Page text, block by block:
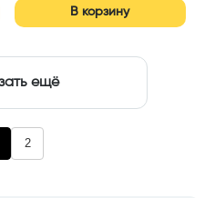
В корзину
ещё
2